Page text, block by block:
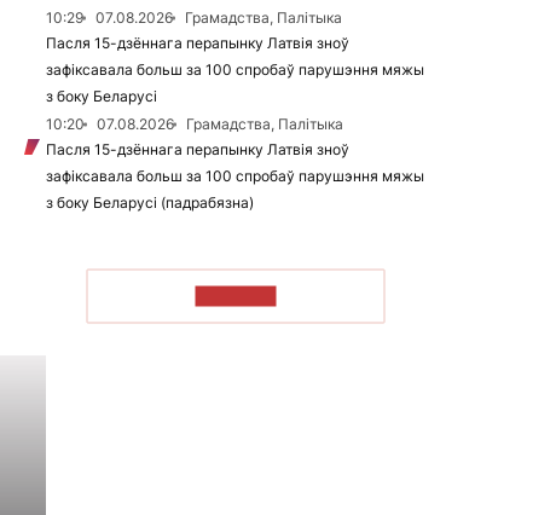
10:29
07.08.2026
Грамадства, Палітыка
Пасля 15-дзённага перапынку Латвія зноў
зафіксавала больш за 100 спробаў парушэння мяжы
з боку Беларусі
10:20
07.08.2026
Грамадства, Палітыка
Пасля 15-дзённага перапынку Латвія зноў
зафіксавала больш за 100 спробаў парушэння мяжы
з боку Беларусі (падрабязна)